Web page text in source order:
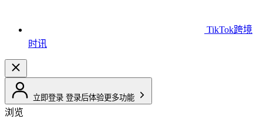
TikTok跨境
时讯
立即登录 登录后体验更多功能
浏览